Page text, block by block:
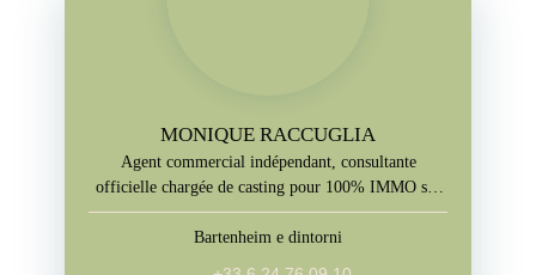
MONIQUE RACCUGLIA
Agent commercial indépendant, consultante
officielle chargée de casting pour 100% IMMO sur
M6
Bartenheim e dintorni